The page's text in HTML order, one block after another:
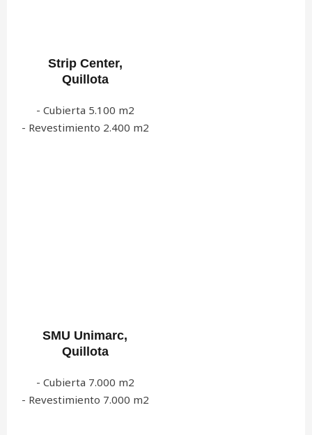
Strip Center,
Quillota
- Cubierta 5.100 m2
- Revestimiento 2.400 m2
SMU Unimarc,
Quillota
- Cubierta 7.000 m2
- Revestimiento 7.000 m2